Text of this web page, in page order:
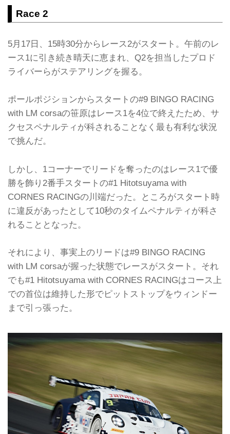
Race 2
5月17日、15時30分からレース2がスタート。午前のレ
ース1に引き続き晴天に恵まれ、Q2を担当したプロド
ライバーらがステアリングを握る。
ポールポジションからスタートの#9 BINGO RACING
with LM corsaの笹原はレース1を4位で終えたため、サ
クセスペナルティが科されることなく最も有利な状況
で挑んだ。
しかし、1コーナーでリードを奪ったのはレース1で優
勝を飾り2番手スタートの#1 Hitotsuyama with
CORNES RACINGの川端だった。ところがスタート時
に違反があったとして10秒のタイムペナルティが科さ
れることとなった。
それにより、事実上のリードは#9 BINGO RACING
with LM corsaが握った状態でレースがスタート。それ
でも#1 Hitotsuyama with CORNES RACINGはコース上
での首位は維持した形でピットストップをウィンドー
まで引っ張った。